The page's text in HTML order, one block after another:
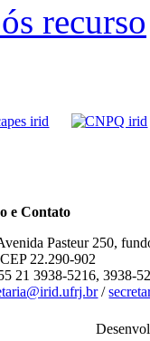
recurso
e Contato
Pasteur 250,
22.290-902
21 3938-5216, 3938-
/